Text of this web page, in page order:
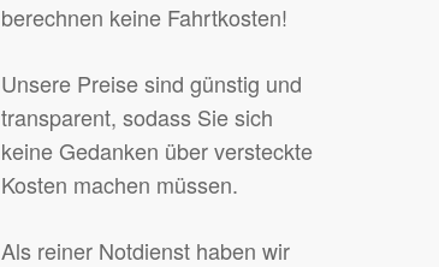
berechnen keine Fahrtkosten!
Unsere Preise sind günstig und
transparent, sodass Sie sich
keine Gedanken über versteckte
Kosten machen müssen.
Als reiner Notdienst haben wir